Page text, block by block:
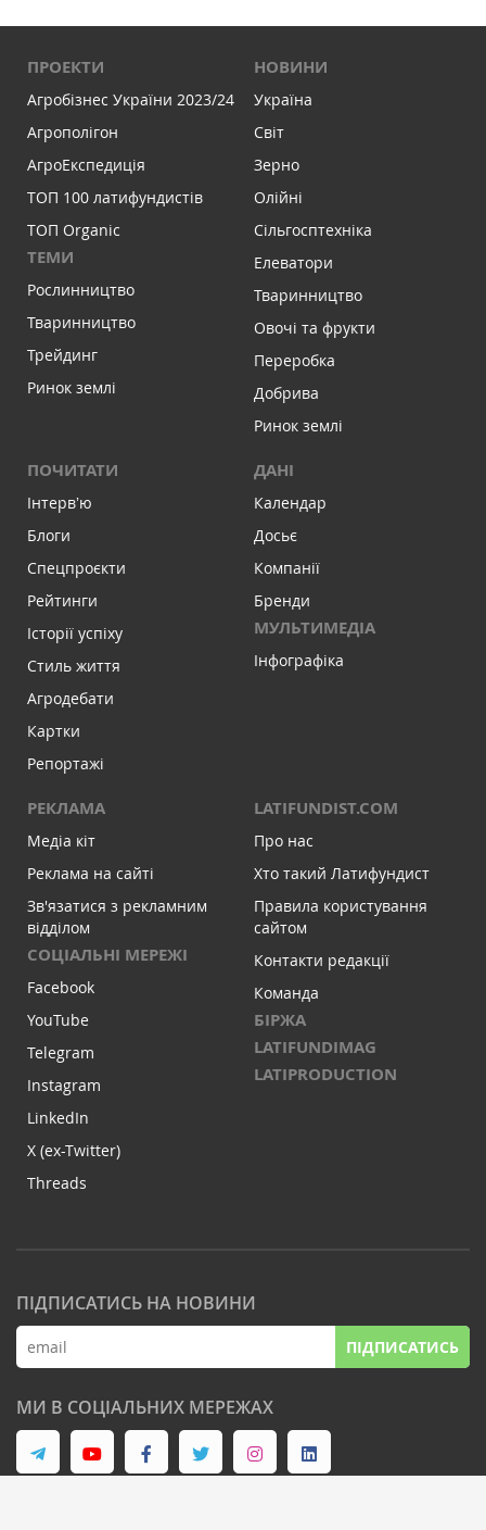
ПРОЕКТИ
Агробізнес України 2023/24
Агрополігон
АгроЕкспедиція
ТОП 100 латифундистів
ТОП Organic
ТЕМИ
Рослинництво
Тваринництво
Трейдинг
Ринок землі
НОВИНИ
Україна
Світ
Зерно
Олійні
Сільгосптехніка
Елеватори
Тваринництво
Овочі та фрукти
Переробка
Добрива
Ринок землі
ПОЧИТАТИ
Інтервʼю
Блоги
Спецпроєкти
Рейтинги
Історії успіху
Стиль життя
Агродебати
Картки
Репортажі
ДАНІ
Календар
Досьє
Компанії
Бренди
МУЛЬТИМЕДІА
Інфографіка
РЕКЛАМА
Медіа кіт
Реклама на сайті
Зв'язатися з рекламним
відділом
СОЦІАЛЬНІ МЕРЕЖІ
Facebook
YouTube
Telegram
Instagram
LinkedIn
X (ex-Twitter)
Threads
LATIFUNDIST.COM
Про нас
Хто такий Латифундист
Правила користування
сайтом
Контакти редакції
Команда
БІРЖА
LATIFUNDIMAG
LATIPRODUCTION
ПІДПИСАТИСЬ НА НОВИНИ
ПІДПИСАТИСЬ
МИ В СОЦІАЛЬНИХ МЕРЕЖАХ